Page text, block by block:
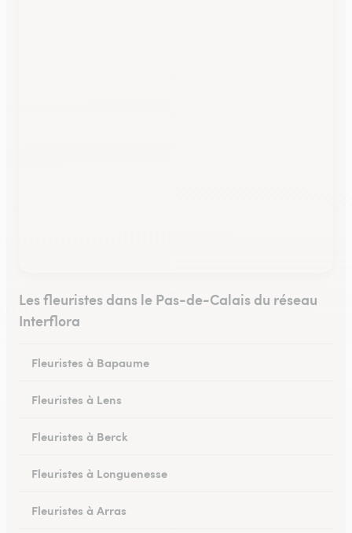
Les fleuristes dans le Pas-de-Calais du réseau
Interflora
Fleuristes à Bapaume
Fleuristes à Lens
Fleuristes à Berck
Fleuristes à Longuenesse
Fleuristes à Arras